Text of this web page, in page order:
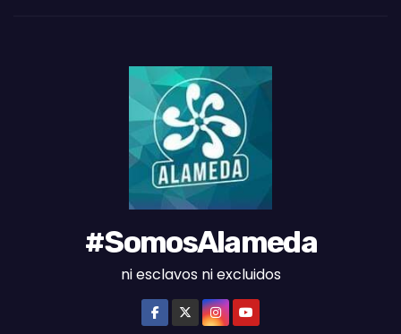
#SomosAlameda
ni esclavos ni excluidos